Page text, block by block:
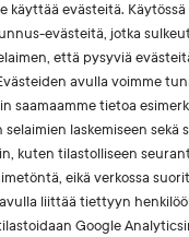
käyttää evästeitä. Käytössä
evästeitä, jotka
että pysyviä
avulla voimme
saamaamme tietoa
selaimien laskemiseen sekä
kuten tilastolliseen
eikä verkossa
liittää tiettyyn
Google
EUT:n ratkaisusta
uusi blogisarja
alakulttuurien